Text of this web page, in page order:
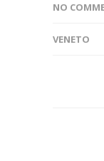
NO
VENETO